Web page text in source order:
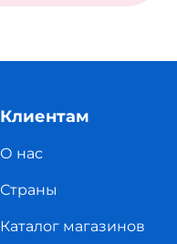
Клиентам
О нас
Страны
Каталог магазинов